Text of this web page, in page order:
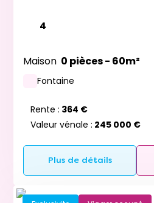
4
Maison 0 pièces - 60m²
Fontaine
Rente : 364 €
Valeur vénale : 245 000 €
Plus de détails